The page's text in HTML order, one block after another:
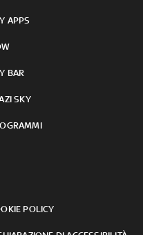
APPS
BAR
SKY
POLICY